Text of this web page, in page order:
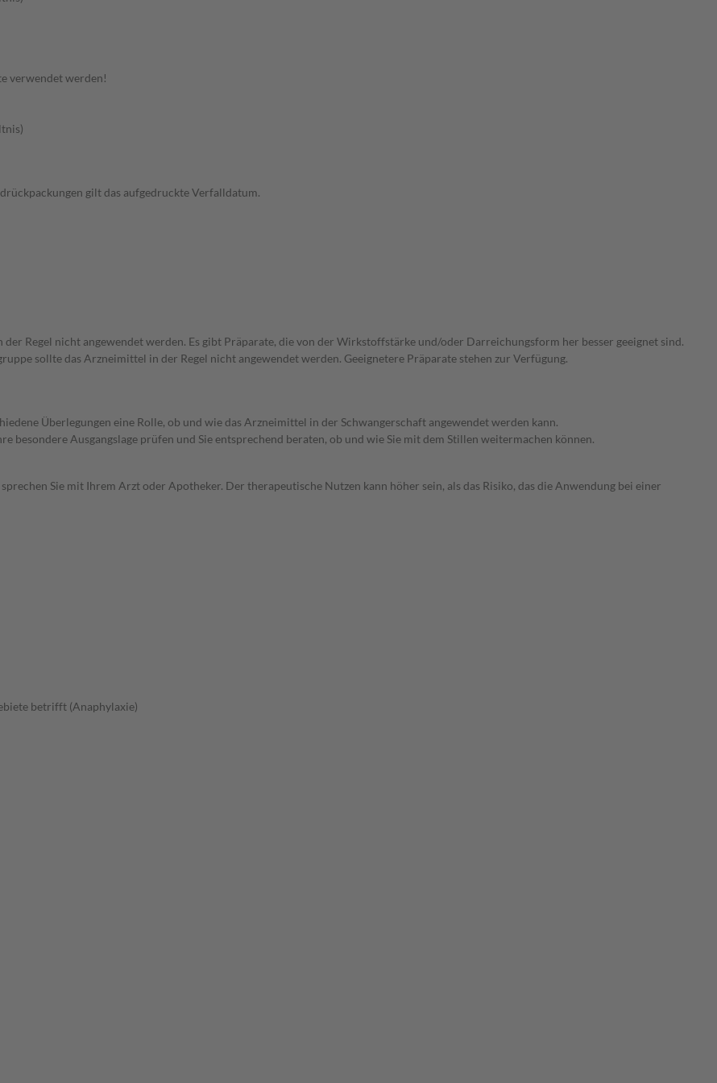
verwendet werden!
gilt das aufgedruckte Verfalldatum.
Regel nicht angewendet werden. Es gibt Präparate, die von der Wirkstoffstärke und/oder Darreichungsform her besser geeignet sind.
sollte das Arzneimittel in der Regel nicht angewendet werden. Geeignetere Präparate stehen zur Verfügung.
Überlegungen eine Rolle, ob und wie das Arzneimittel in der Schwangerschaft angewendet werden kann.
besondere Ausgangslage prüfen und Sie entsprechend beraten, ob und wie Sie mit dem Stillen weitermachen können.
Sie mit Ihrem Arzt oder Apotheker. Der therapeutische Nutzen kann höher sein, als das Risiko, das die Anwendung bei einer
betrifft (Anaphylaxie)